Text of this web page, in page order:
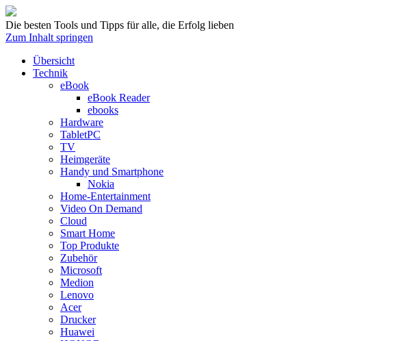
Die besten Tools und Tipps für alle, die Erfolg lieben
Zum Inhalt springen
Übersicht
Technik
eBook
eBook Reader
ebooks
Hardware
TabletPC
TV
Heimgeräte
Handy und Smartphone
Nokia
Home-Entertainment
Video On Demand
Cloud
Smart Home
Top Produkte
Zubehör
Microsoft
Medion
Lenovo
Acer
Drucker
Huawei